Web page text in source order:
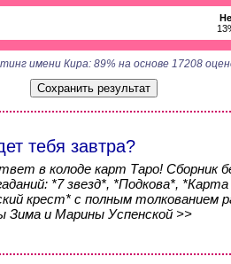
имени Кира: 89% на основе 17208
тебя завтра?
в колоде карт Таро! Сборник
*7 звезд*, *Подкова*, *Карта
крест* с полным толкованием
Зима и Марины Успенской >>